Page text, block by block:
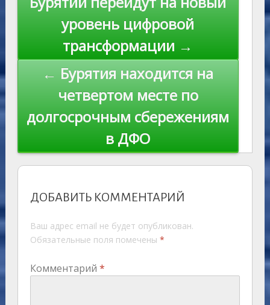
ki
записямуровень цифровой
трансформации →
← Бурятия находится на
четвертом месте по
долгосрочным сбережениям
в ДФО
ДОБАВИТЬ КОММЕНТАРИЙ
Ваш адрес email не будет опубликован.
Обязательные поля помечены *
Комментарий *